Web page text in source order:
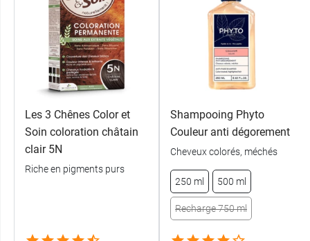
Les 3 Chênes Color et
Soin coloration châtain
clair 5N
Riche en pigments purs
Shampooing Phyto
Couleur anti dégorement
Cheveux colorés, méchés
250 ml 500 ml
Recharge 750 ml